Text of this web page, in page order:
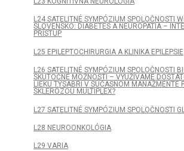
L24 SATELITNÉ SYMPÓZIUM SPOLOČNOSTI
SLOVENSKO: DIABETES A NEUROPATIA –
PRÍSTUP
L25 EPILEPTOCHIRURGIA A KLINIKA EPILEPSIE
L26 SATELITNÉ SYMPÓZIUM SPOLOČNOSTI
SKUTOČNÉ MOŽNOSTI – VYUŽÍVAME
LIEKU TYSABRI V SÚČASNOM MANAŽMENTE
SKLERÓZOU MULTIPLEX?
L27 SATELITNÉ SYMPÓZIUM SPOLOČNOSTI
L28 NEUROONKOLÓGIA
L29 VARIA